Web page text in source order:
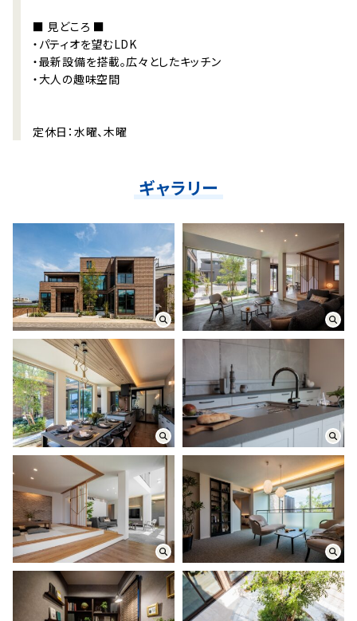
■ 見どころ ■
・パティオを望むLDK
・最新設備を搭載。広々としたキッチン
・大人の趣味空間
定休日：水曜、木曜
ギャラリー